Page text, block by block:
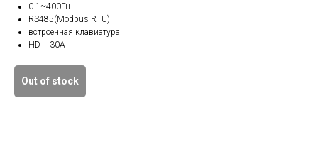
0.1~400Гц
RS485(Modbus RTU)
встроенная клавиатура
HD = 30А
Out of stock